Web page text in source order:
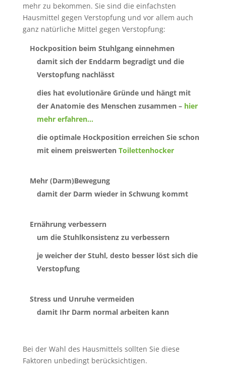
mehr zu bekommen. Sie sind die einfachsten
Hausmittel gegen Verstopfung und vor allem auch
ganz natürliche Mittel gegen Verstopfung:
Hockposition beim Stuhlgang einnehmen
damit sich der Enddarm begradigt und die
Verstopfung nachlässt
dies hat evolutionäre Gründe und hängt mit
der Anatomie des Menschen zusammen – hier
mehr erfahren…
die optimale Hockposition erreichen Sie schon
mit einem preiswerten Toilettenhocker
Mehr (Darm)Bewegung
damit der Darm wieder in Schwung kommt
Ernährung verbessern
um die Stuhlkonsistenz zu verbessern
je weicher der Stuhl, desto besser löst sich die
Verstopfung
Stress und Unruhe vermeiden
damit Ihr Darm normal arbeiten kann
Bei der Wahl des Hausmittels sollten Sie diese
Faktoren unbedingt berücksichtigen.